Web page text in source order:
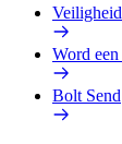
Word
Bolt Send